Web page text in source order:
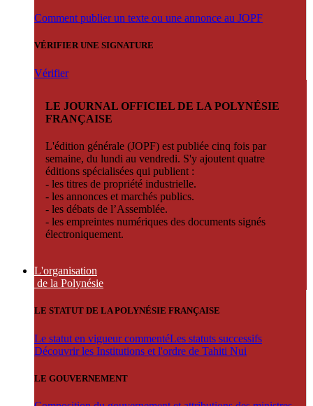
Comment publier un texte ou une annonce au JOPF
VÉRIFIER UNE SIGNATURE
Vérifier
LE JOURNAL OFFICIEL DE LA POLYNÉSIE
FRANÇAISE
L'édition générale (JOPF) est publiée cinq fois par
semaine, du lundi au vendredi. S'y ajoutent quatre
éditions spécialisées qui publient :
- les titres de propriété industrielle.
- les annonces et marchés publics.
- les débats de l’Assemblée.
- les empreintes numériques des documents signés
électroniquement.
L'organisation
de la Polynésie
LE STATUT DE LA POLYNÉSIE FRANÇAISE
Le statut en vigueur commentéLes statuts successifs
Découvrir les Institutions et l'ordre de Tahiti Nui
LE GOUVERNEMENT